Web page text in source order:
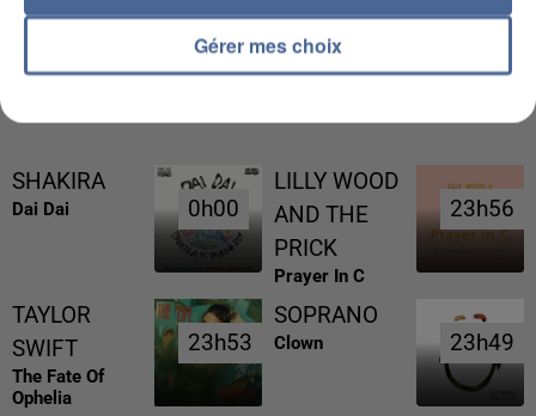
RÉCEMMENT DIFFUSÉ
SHAKIRA
Dai Dai 0h00
0h00
LILLY WOOD
AND THE
PRICK
Prayer In C
23h56
23h56
TAYLOR
SWIFT
The Fate Of
Ophelia
23h53
23h53
SOPRANO
Clown 23h49
23h49
Gérer mes choix